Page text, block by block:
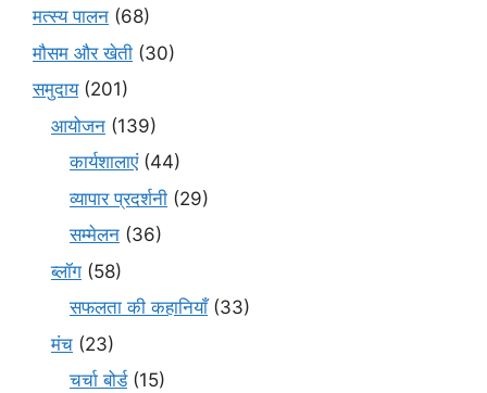
मत्स्य पालन (68)
मौसम और खेती (30)
समुदाय(201)
आयोजन (139)
कार्यशालाएं(44)
व्यापार प्रदर्शनी (29)
सम्मेलन (36)
ब्लॉग (58)
सफलता की कहानियाँ(33)
मंच (23)
चर्चा बोर्ड(15)